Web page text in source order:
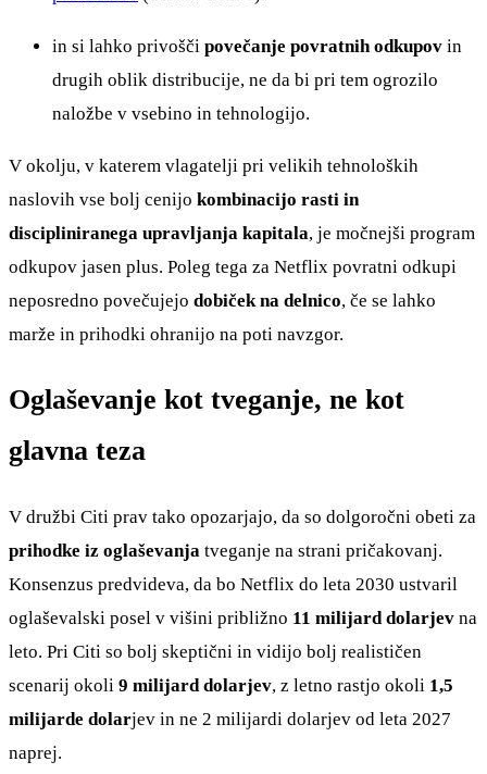
in si lahko privošči povečanje povratnih odkupov in
drugih oblik distribucije, ne da bi pri tem ogrozilo
naložbe v vsebino in tehnologijo.
V okolju, v katerem vlagatelji pri velikih tehnoloških
naslovih vse bolj cenijo kombinacijo rasti in
discipliniranega upravljanja kapitala, je močnejši program
odkupov jasen plus. Poleg tega za Netflix povratni odkupi
neposredno povečujejo dobiček na delnico, če se lahko
marže in prihodki ohranijo na poti navzgor.
Oglaševanje kot tveganje, ne kot
glavna teza
V družbi Citi prav tako opozarjajo, da so dolgoročni obeti za
prihodke iz oglaševanja tveganje na strani pričakovanj.
Konsenzus predvideva, da bo Netflix do leta 2030 ustvaril
oglaševalski posel v višini približno 11 milijard dolarjev na
leto. Pri Citi so bolj skeptični in vidijo bolj realističen
scenarij okoli 9 milijard dolarjev, z letno rastjo okoli 1,5
milijarde dolarjev in ne 2 milijardi dolarjev od leta 2027
naprej.